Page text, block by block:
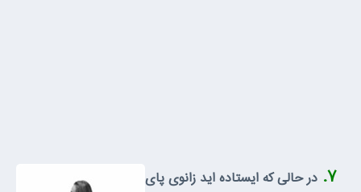
۷. در حالى كه ايستاده ايد زانوى پاى